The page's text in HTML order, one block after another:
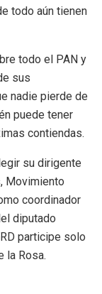
todo aún tienen
todo el PAN y
sus
nadie pierde de
puede tener
contiendas.
su dirigente
Movimiento
coordinador
diputado
participe solo
la Rosa.